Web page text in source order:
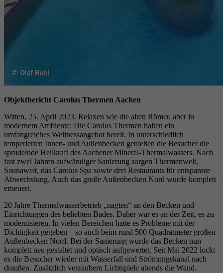
Objektbericht Carolus Thermen Aachen
Witten, 25. April 2023. Relaxen wie die alten Römer, aber in
modernem Ambiente: Die Carolus Thermen halten ein
umfangreiches Wellnessangebot bereit. In unterschiedlich
temperierten Innen- und Außenbecken genießen die Besucher die
sprudelnde Heilkraft des Aachener Mineral-Thermalwassers. Nach
fast zwei Jahren aufwändiger Sanierung sorgen Thermenwelt,
Saunawelt, das Carolus Spa sowie drei Restaurants für entspannte
Abwechslung. Auch das große Außenbecken Nord wurde komplett
erneuert.
20 Jahre Thermalwasserbetrieb „nagten“ an den Becken und
Einrichtungen des beliebten Bades. Daher war es an der Zeit, es zu
modernisieren. In vielen Bereichen hatte es Probleme mit der
Dichtigkeit gegeben – so auch beim rund 500 Quadratmeter großen
Außenbecken Nord. Bei der Sanierung wurde das Becken nun
komplett neu gestaltet und optisch aufgewertet. Seit Mai 2022 lockt
es die Besucher wieder mit Wasserfall und Strömungskanal nach
draußen. Zusätzlich verzaubern Lichtspiele abends die Wand.